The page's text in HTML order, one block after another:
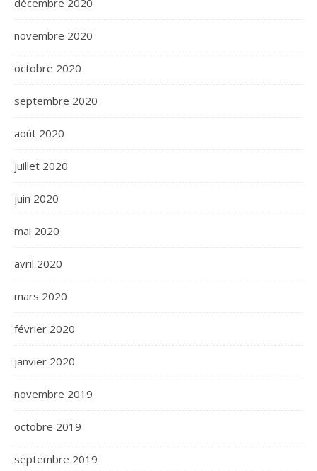
décembre 2020
novembre 2020
octobre 2020
septembre 2020
août 2020
juillet 2020
juin 2020
mai 2020
avril 2020
mars 2020
février 2020
janvier 2020
novembre 2019
octobre 2019
septembre 2019